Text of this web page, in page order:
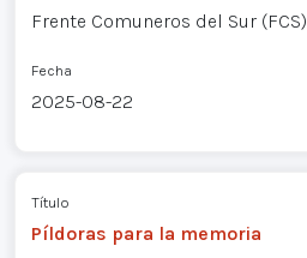
Frente Comuneros del Sur (FCS)
Fecha
2025-08-22
Título
Píldoras para la memoria